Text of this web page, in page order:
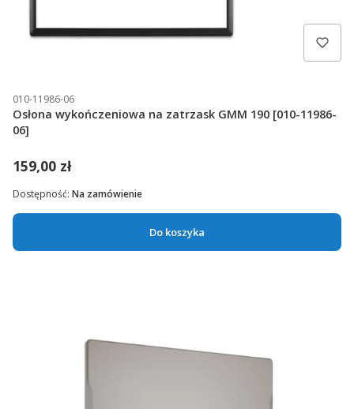
010-11986-06
Osłona wykończeniowa na zatrzask GMM 190 [010-11986-
06]
159,00 zł
Do koszyka
Dostępność: Na zamówienie